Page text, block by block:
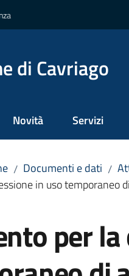
di Cavriago
Novità Servizi
/ Documenti e dati /
in uso temporaneo
per